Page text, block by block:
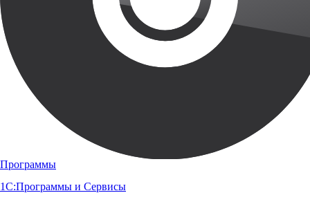
Программы
1С:Программы и Сервисы